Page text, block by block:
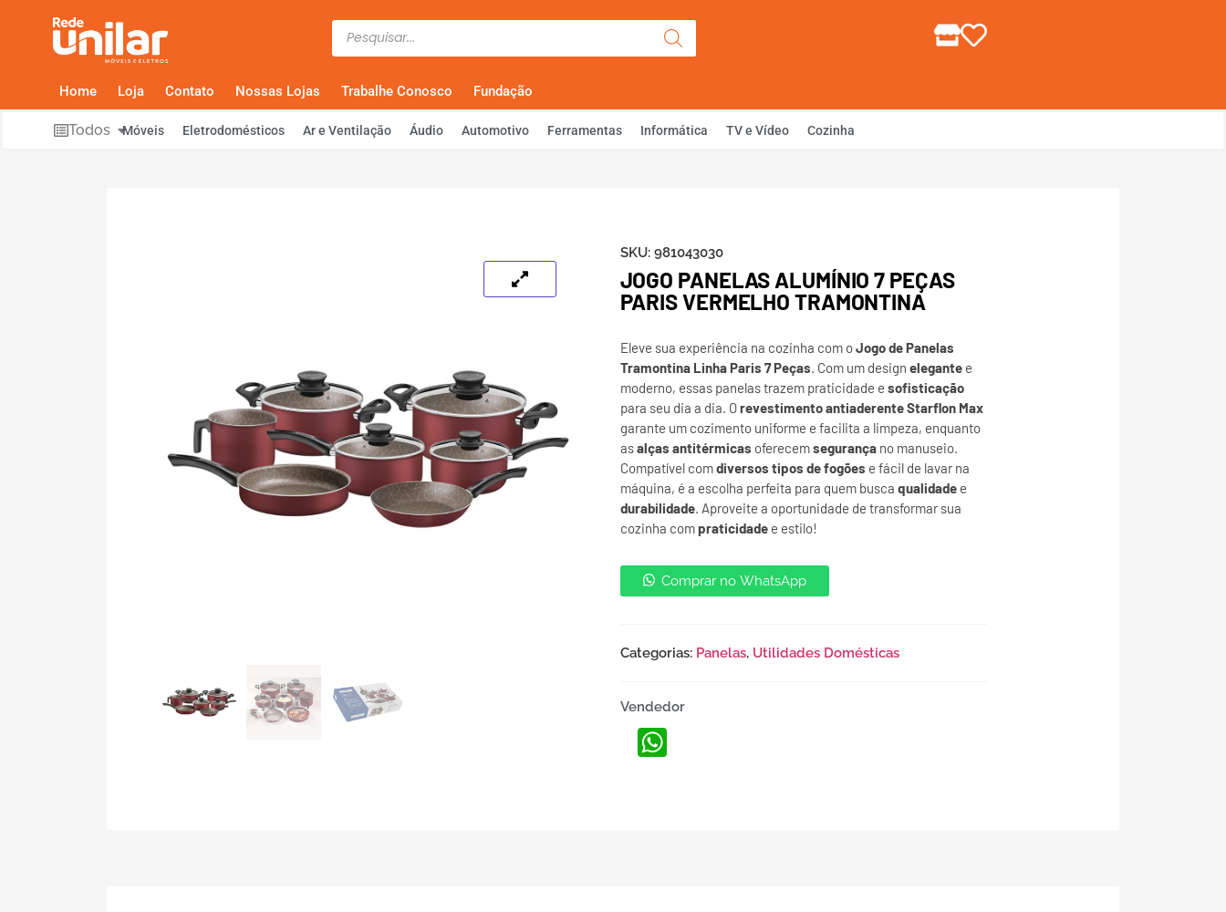
Olá, Faça Login ou Cadastre-se
Home Loja Contato Nossas Lojas Trabalhe Conosco Fundação
Todos Móveis Eletrodomésticos Ar e Ventilação Áudio Automotivo Ferramentas Informática TV e Vídeo Cozinha
SKU: 981043030
JOGO PANELAS ALUMÍNIO 7 PEÇAS
PARIS VERMELHO TRAMONTINA
Eleve sua experiência na cozinha com oJogo de Panelas
Tramontina Linha Paris 7 Peças. Com um design elegantee
moderno, essas panelas trazem praticidade e sofisticação
para seu dia a dia. Orevestimento antiaderente Starflon Max
garante um cozimento uniforme e facilita a limpeza, enquanto
asalças antitérmicas oferecemsegurançano manuseio.
Compatível comdiversos tipos de fogões e fácil de lavar na
máquina, é a escolha perfeita para quem busca qualidadee
durabilidade. Aproveite a oportunidade de transformar sua
cozinha compraticidadee estilo!
Comprar no WhatsApp
Categorias: Panelas, Utilidades Domésticas
Vendedor
WhatsApp